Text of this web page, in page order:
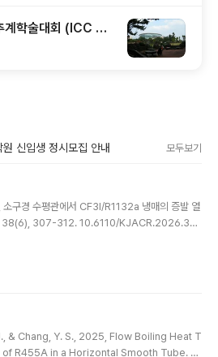
학술대회 (ICC 제
신입생 정시모집 안내 모두보기
구경 수평관에서 CF3I/R1132a 냉매의 증발 열
, 38(6), 307-312. 10.6110/KJACR.2026.38.
pp. 337-356. 10.6110/KJACR.2026.38.6.
& Chang, Y. S., 2025, Flow Boiling Heat T
R455A in a Horizontal Smooth Tube. J